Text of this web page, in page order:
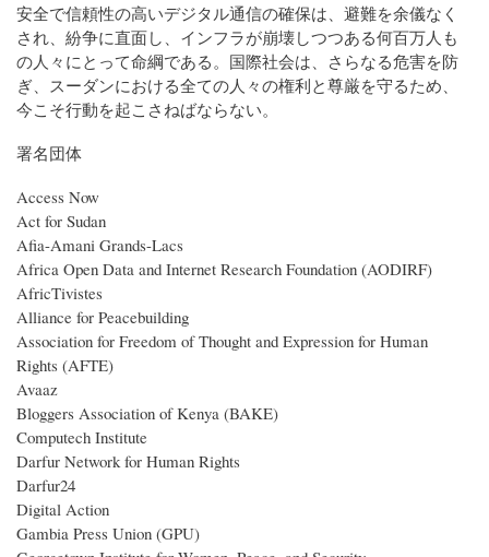
安全で信頼性の高いデジタル通信の確保は、避難を余儀なく
され、紛争に直面し、インフラが崩壊しつつある何百万人も
の人々にとって命綱である。国際社会は、さらなる危害を防
ぎ、スーダンにおける全ての人々の権利と尊厳を守るため、
今こそ行動を起こさねばならない。
署名団体
Access Now
Act for Sudan
Afia-Amani Grands-Lacs
Africa Open Data and Internet Research Foundation (AODIRF)
AfricTivistes
Alliance for Peacebuilding
Association for Freedom of Thought and Expression for Human
Rights (AFTE)
Avaaz
Bloggers Association of Kenya (BAKE)
Computech Institute
Darfur Network for Human Rights
Darfur24
Digital Action
Gambia Press Union (GPU)